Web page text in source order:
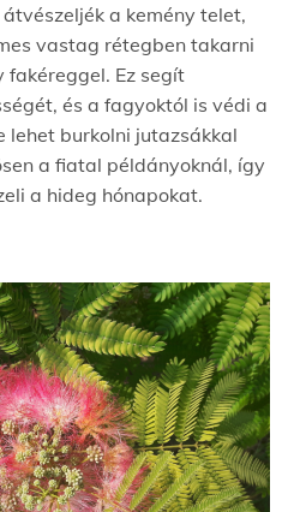
a kemény telet,
vastag rétegben takarni
Ez segít
és a fagyoktól is védi a
lehet burkolni jutazsákkal
a fiatal példányoknál, így
a hideg hónapokat.